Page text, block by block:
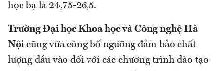
học bạ là 24,75-26,5.
Trường Đại học Khoa học và Công nghệ Hà
Nộicũng vừa công bố ngưỡng đảm bảo chất
lượng đầu vào đối với các chương trình đào tạo